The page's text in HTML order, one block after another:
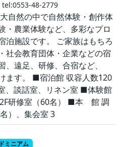
tel:0553-48-2779
自然の中で自然体験・創作体
・農業体験など、多彩なプロ
泊施設です。 ご家族はもちろ
社会教育団体・企業などの宿
遠足、研修、合宿など、
ます。 ■宿泊館 収容人数120
、談話室、リネン室 ■体験館
研修室（60名） ■本 館 調
）、集会室 3
ミニアム